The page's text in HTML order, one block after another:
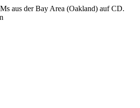
aus der Bay Area (Oakland) auf CD.